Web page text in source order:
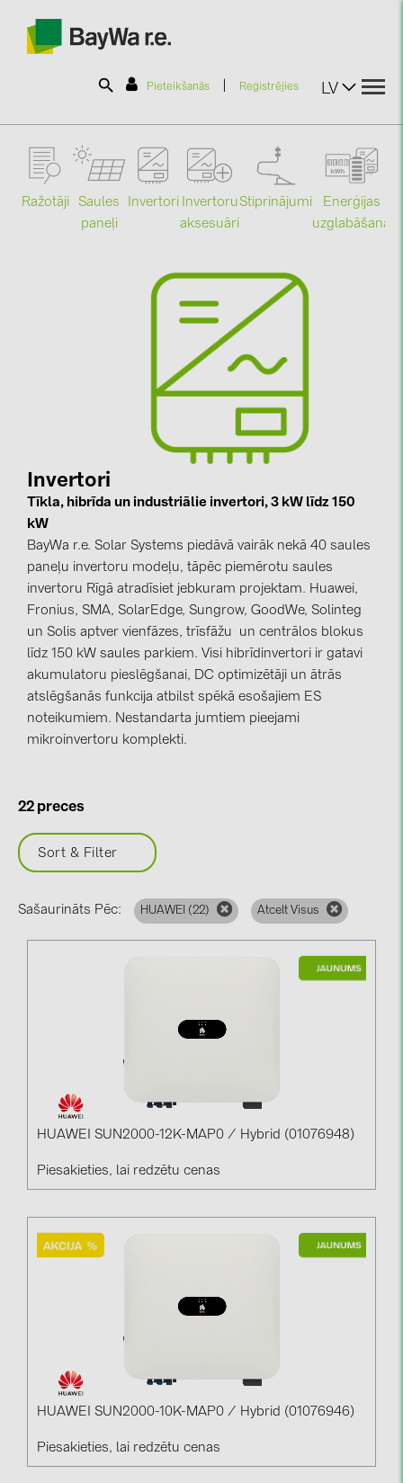
Pieteikšanās Reģistrējies LV
SOLAR-PLANIT
KATEGORIJAS
Saules paneļi (19)
Invertori (105)
Invertoru aksesuāri (84)
Enerģijas uzglabāšana (74)
E-Mobilitāte (19)
Instalācijas (87)
RAŽOTĀJI
ABB (21)
BAKS (51)
BUDMAT (6)
EVOPIPES (7)
FRONIUS (42)
GROMTOR (32)
LEADER (6)
LONGi Solar (5)
PROJOY (3)
PRYSMIAN DRAKA (18)
PYLONTECH (19)
Solinteg (4)
Solis (63)
Stäubli (2)
TIGO (4)
Ražotāji
Saules
paneļi
Invertori Invertoru
aksesuāri
Stiprinājumi
Enerģijas
uzglabāšana
Invertori
Tīkla, hibrīda un industriālie invertori, 3 kW līdz 150
kW
BayWa r.e. Solar Systems piedāvā vairāk nekā 40 saules
paneļu invertoru modeļu, tāpēc piemērotu saules
invertoru Rīgā atradīsiet jebkuram projektam. Huawei,
Fronius, SMA, SolarEdge, Sungrow, GoodWe, Solinteg
un Solis aptver vienfāzes, trīsfāžu un centrālos blokus
līdz 150 kW saules parkiem. Visi hibrīdinvertori ir gatavi
akumulatoru pieslēgšanai, DC optimizētāji un ātrās
atslēgšanās funkcija atbilst spēkā esošajiem ES
noteikumiem. Nestandarta jumtiem pieejami
mikroinvertoru komplekti.
22 preces
Sort & Filter
Sašaurināts Pēc: HUAWEI (22) Atcelt Visus
HUAWEI SUN2000-12K-MAP0 / Hybrid (01076948)
Piesakieties, lai redzētu cenas
HUAWEI SUN2000-10K-MAP0 / Hybrid (01076946)
Piesakieties, lai redzētu cenas